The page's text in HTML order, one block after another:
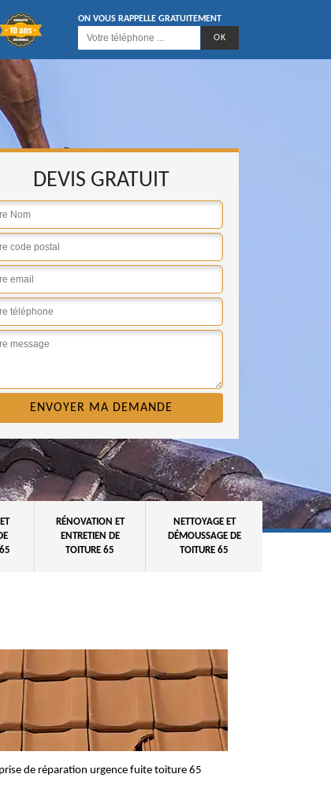
ON VOUS RAPPELLE GRATUITEMENT
DEVIS GRATUIT
RÉNOVATION ET
ENTRETIEN DE
TOITURE 65
NETTOYAGE ET
DÉMOUSSAGE DE
TOITURE 65
de réparation urgence fuite toiture 65